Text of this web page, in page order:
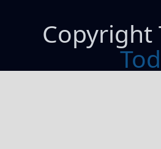
Copyright